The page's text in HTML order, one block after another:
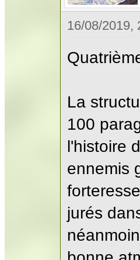
16/08/2019,
La
100
l'histoire
ennemis
jurés